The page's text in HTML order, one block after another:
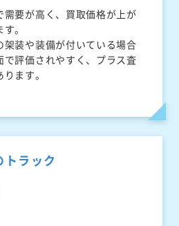
需要が高く、買取価格が上が
。
架装や装備が付いている場合
で評価されやすく、プラス査
ます。
ラック